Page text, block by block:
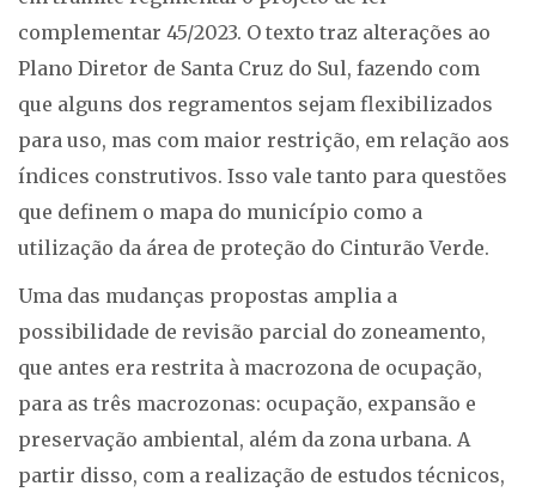
complementar 45/2023. O texto traz alterações ao
Plano Diretor de Santa Cruz do Sul, fazendo com
que alguns dos regramentos sejam flexibilizados
para uso, mas com maior restrição, em relação aos
índices construtivos. Isso vale tanto para questões
que definem o mapa do município como a
utilização da área de proteção do Cinturão Verde.
Uma das mudanças propostas amplia a
possibilidade de revisão parcial do zoneamento,
que antes era restrita à macrozona de ocupação,
para as três macrozonas: ocupação, expansão e
preservação ambiental, além da zona urbana. A
partir disso, com a realização de estudos técnicos,